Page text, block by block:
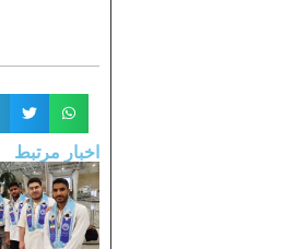
اخبار مرتبط